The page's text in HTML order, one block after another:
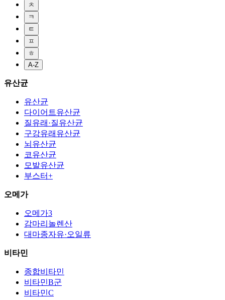
ㅊ
ㅋ
ㅌ
ㅍ
ㅎ
A-Z
유산균
유산균
다이어트유산균
질유래·질유산균
구강유래유산균
뇌유산균
코유산균
모발유산균
부스터+
오메가
오메가3
감마리놀렌산
대마종자유·오일류
비타민
종합비타민
비타민B군
비타민C